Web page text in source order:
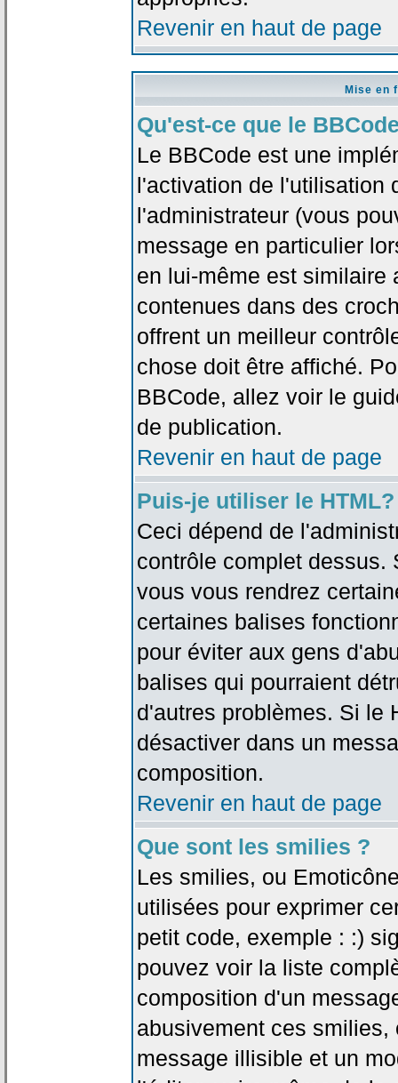
Revenir en haut de page
Mise en
Qu'est-ce que le
Le BBCode est une
l'activation de l'utilisation
l'administrateur (vous
message en particulier
en lui-même est similaire
contenues dans des
offrent un meilleur
chose doit être affiché.
BBCode, allez voir le
de publication.
Revenir en haut de page
Puis-je utiliser le HTML?
Ceci dépend de
contrôle complet dessus.
vous vous rendrez
certaines balises
pour éviter aux gens
balises qui pourraient
d'autres problèmes. Si le
désactiver dans un
composition.
Revenir en haut de page
Que sont les smilies ?
Les smilies, ou
utilisées pour exprimer
petit code, exemple : :)
pouvez voir la liste
composition d'un
abusivement ces
message illisible et un